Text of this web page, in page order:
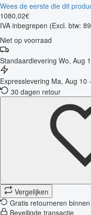
Wees de eerste die dit
1080,02€
IVA inbegrepen (Excl. btw:
Niet op voorraad
Standaardlevering Wo, Aug
Expresslevering Ma, Aug 10
30 dagen retour
Vergelijken
Gratis retourneren
Beveiligde transactie